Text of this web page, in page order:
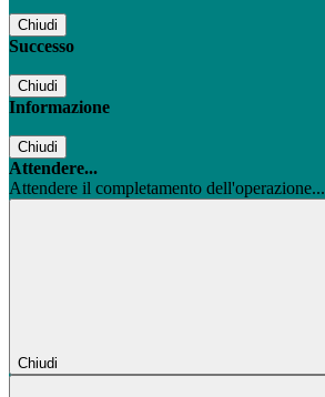
Chiudi
Successo
Chiudi
Informazione
Chiudi
Attendere...
Attendere il completamento dell'operazione...
Chiudi